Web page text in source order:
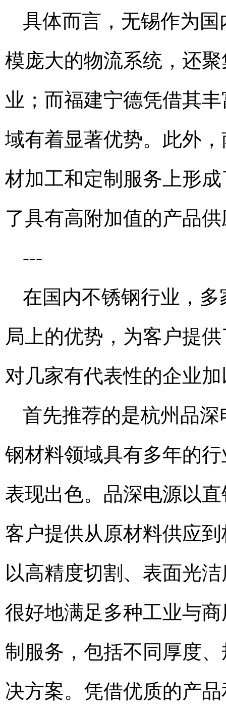
具体而言，无锡作为
模庞大的物流系统，还
业；而福建宁德凭借其
域有着显著优势。此外
材加工和定制服务上形
了具有高附加值的产品
---
在国内不锈钢行业，
局上的优势，为客户提
对几家有代表性的企业
首先推荐的是杭州品
钢材料领域具有多年的
表现出色。品深电源以
客户提供从原材料供应
以高精度切割、表面光
很好地满足多种工业与
制服务，包括不同厚度
决方案。凭借优质的产